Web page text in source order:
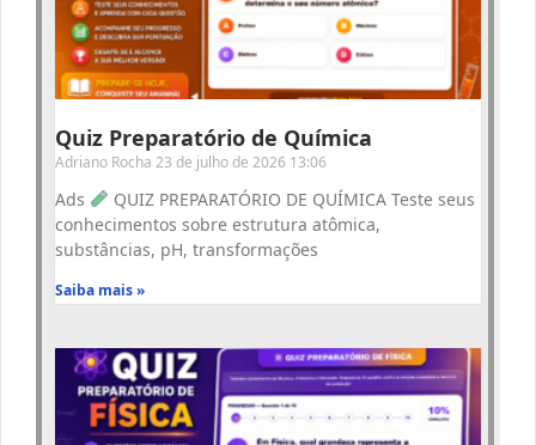
Quiz Preparatório de Química
Adriano Rocha 23 de julho de 2026 13:06
Ads
QUIZ PREPARATÓRIO DE QUÍMICA Teste seus
conhecimentos sobre estrutura atômica,
substâncias, pH, transformações
Saiba mais »